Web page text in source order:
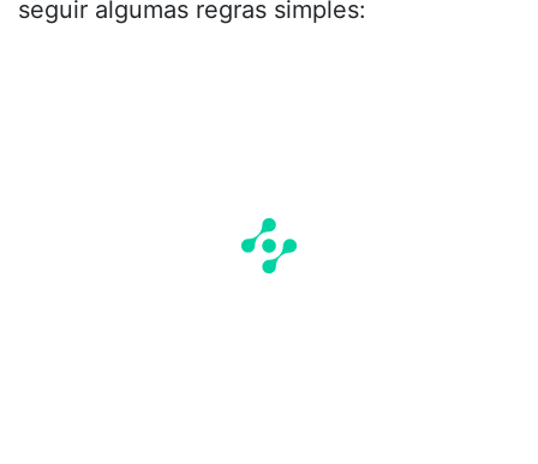
seguir algumas regras simples: